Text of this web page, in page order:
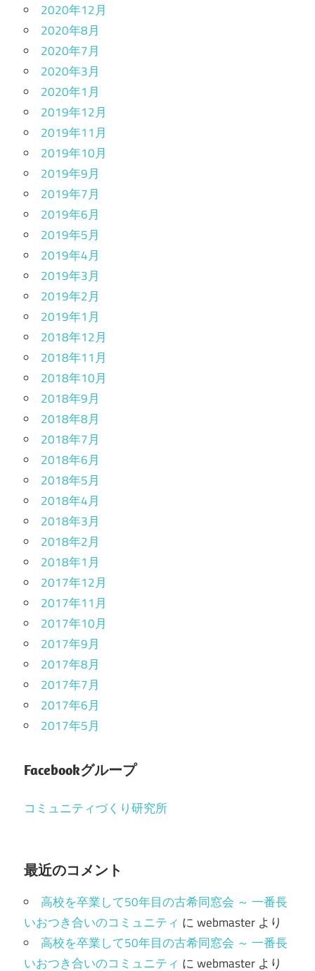
2020年12月
2020年8月
2020年7月
2020年3月
2020年1月
2019年12月
2019年11月
2019年10月
2019年9月
2019年7月
2019年6月
2019年5月
2019年4月
2019年3月
2019年2月
2019年1月
2018年12月
2018年11月
2018年10月
2018年9月
2018年8月
2018年7月
2018年6月
2018年5月
2018年4月
2018年3月
2018年2月
2018年1月
2017年12月
2017年11月
2017年10月
2017年9月
2017年8月
2017年7月
2017年6月
2017年5月
Facebookグループ
コミュニティづくり研究所
最近のコメント
高校を卒業して50年目の古希同窓会 ～ 一番長
いおつき合いのコミュニティ にwebmaster より
高校を卒業して50年目の古希同窓会 ～ 一番長
いおつき合いのコミュニティ にwebmaster より